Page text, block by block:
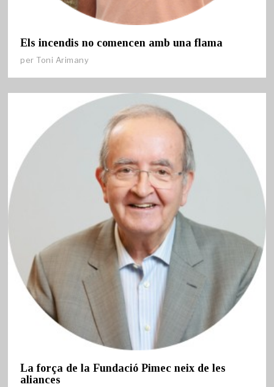
Els incendis no comencen amb una flama
per Toni Arimany
La força de la Fundació Pimec neix de les
aliances